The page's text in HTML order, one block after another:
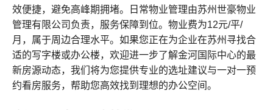
效便捷，避免高峰期拥堵。日常物业管理由苏州世豪物业
管理有限公司负责，服务保障到位。物业费为12元/平/
月，属于周边合理水平。如果您正在为企业在苏州寻找合
适的写字楼或办公楼，欢迎进一步了解金河国际中心的最
新房源动态，我们将为您提供专业的选址建议与一对一预
约看房服务，帮助您高效找到理想的办公空间。